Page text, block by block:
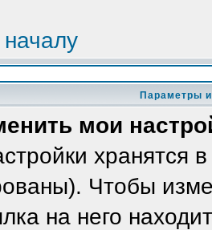
Параметры
мои
хранятся
Чтобы
на него